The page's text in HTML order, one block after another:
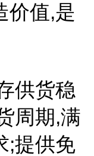
价值,是
供货稳
周期,满
;提供免